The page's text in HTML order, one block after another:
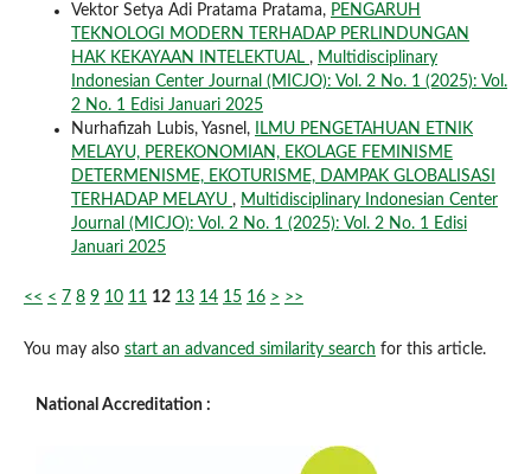
Vektor Setya Adi Pratama Pratama, PENGARUH
TEKNOLOGI MODERN TERHADAP PERLINDUNGAN
HAK KEKAYAAN INTELEKTUAL , Multidisciplinary
Indonesian Center Journal (MICJO): Vol. 2 No. 1 (2025): Vol.
2 No. 1 Edisi Januari 2025
Nurhafizah Lubis, Yasnel,
ILMU PENGETAHUAN ETNIK
MELAYU, PEREKONOMIAN, EKOLAGE FEMINISME
DETERMENISME, EKOTURISME, DAMPAK GLOBALISASI
TERHADAP MELAYU , Multidisciplinary Indonesian Center
Journal (MICJO): Vol. 2 No. 1 (2025): Vol. 2 No. 1 Edisi
Januari 2025
<< < 7 8 9 10 11 12 13 14 15 16 > >>
You may also start an advanced similarity search for this article.
National Accreditation :